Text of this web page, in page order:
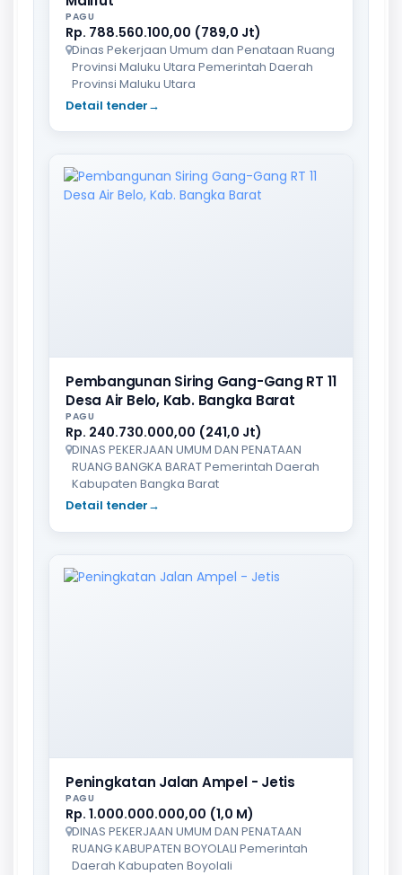
PAGU
Rp. 788.560.100,00 (789,0 Jt)
Dinas Pekerjaan Umum dan Penataan Ruang
Provinsi Maluku Utara Pemerintah Daerah
Provinsi Maluku Utara
Detail tender→
Pembangunan Siring Gang-Gang RT 11
Desa Air Belo, Kab. Bangka Barat
PAGU
Rp. 240.730.000,00 (241,0 Jt)
DINAS PEKERJAAN UMUM DAN PENATAAN
RUANG BANGKA BARAT Pemerintah Daerah
Kabupaten Bangka Barat
Detail tender→
Peningkatan Jalan Ampel - Jetis
PAGU
Rp. 1.000.000.000,00 (1,0 M)
DINAS PEKERJAAN UMUM DAN PENATAAN
RUANG KABUPATEN BOYOLALI Pemerintah
Daerah Kabupaten Boyolali